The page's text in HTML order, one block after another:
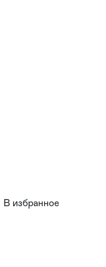
В избранное